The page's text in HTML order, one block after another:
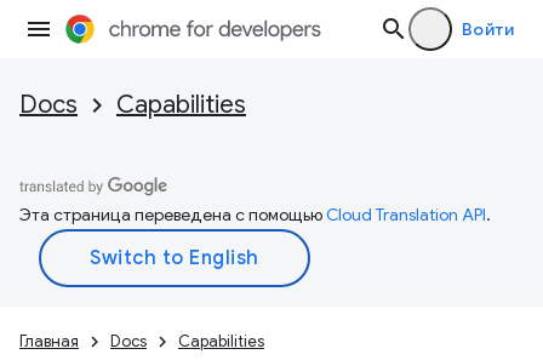
Войти
Docs Capabilities
Эта страница переведена с помощьюCloud Translation API.
Главная Docs Capabilities